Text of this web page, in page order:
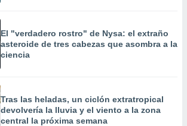
El "verdadero rostro" de Nysa: el extraño
asteroide de tres cabezas que asombra a la
ciencia
Tras las heladas, un ciclón extratropical
devolvería la lluvia y el viento a la zona
central la próxima semana